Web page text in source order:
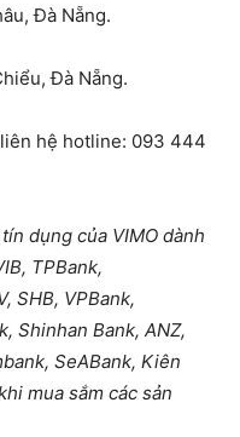
Đà Nẵng.
Đà Nẵng.
hệ hotline: 093 444
dụng của VIMO dành
TPBank,
SHB, VPBank,
Shinhan Bank, ANZ,
SeABank, Kiên
mua sắm các sản